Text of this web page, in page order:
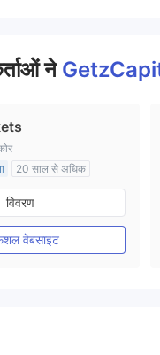
ने
20 साल से अधिक
(एमएम)
विवरण
वेबसाइट